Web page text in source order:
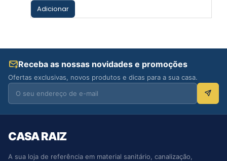
Adicionar
Receba as nossas novidades e promoções
Ofertas exclusivas, novos produtos e dicas para a sua casa.
CASA RAIZ
A sua loja de referência em material sanitário, canalização,